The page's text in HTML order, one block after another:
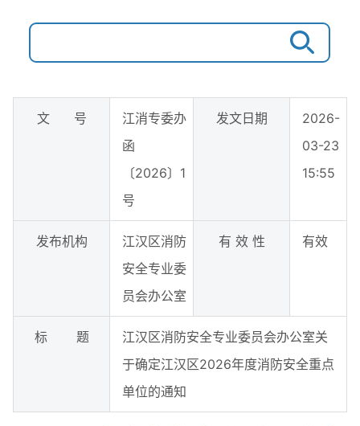
文 号
江消专委办
函
〔2026〕1
号
发文日期
2026-
03-23
15:55
发布机构
江汉区消防
安全专业委
员会办公室
有 效 性 有效
标 题
江汉区消防安全专业委员会办公室关
于确定江汉区2026年度消防安全重点
单位的通知